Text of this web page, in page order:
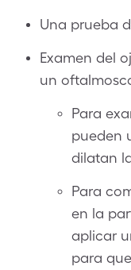
Una prueba
Examen del
un
Para
pueden
dilatan
Para
en la
aplicar
para